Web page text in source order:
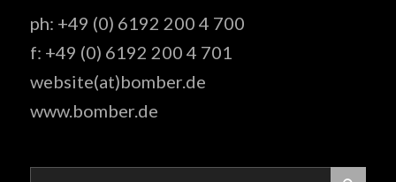
ph: +49 (0) 6192 200 4 700
f: +49 (0) 6192 200 4 701
website(at)bomber.de
www.bomber.de